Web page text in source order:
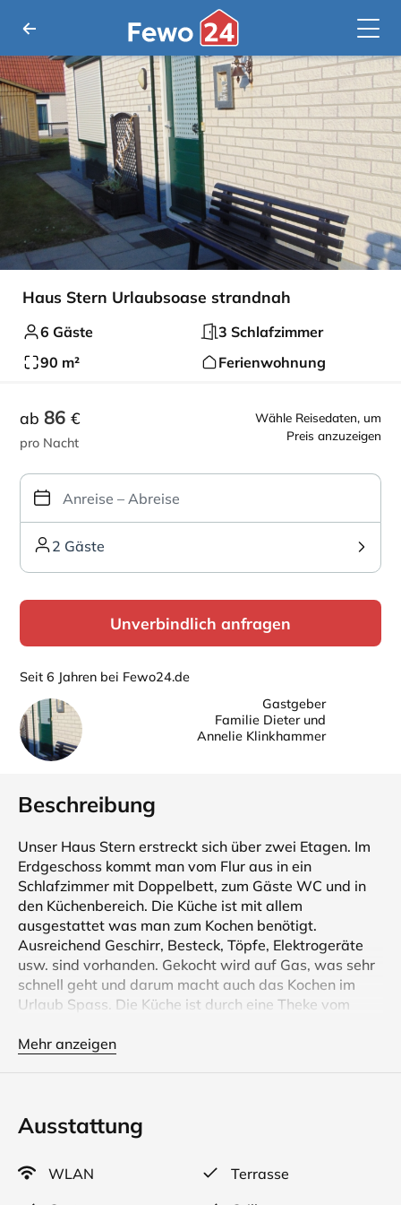
Haus Stern Urlaubsoase strandnah
6 Gäste
3 Schlafzimmer
90 m²
Ferienwohnung
Wähle Reisedaten, um
Preis anzuzeigen
ab 86 €
pro Nacht
2 Gäste
Unverbindlich anfragen
Seit 6 Jahren bei Fewo24.de
Gastgeber
Familie Dieter und
Annelie Klinkhammer
Beschreibung
Unser Haus Stern erstreckt sich über zwei Etagen. Im
Erdgeschoss kommt man vom Flur aus in ein
Schlafzimmer mit Doppelbett, zum Gäste WC und in
den Küchenbereich. Die Küche ist mit allem
ausgestattet was man zum Kochen benötigt.
Ausreichend Geschirr, Besteck, Töpfe, Elektrogeräte
usw. sind vorhanden. Gekocht wird auf Gas, was sehr
schnell geht und darum macht auch das Kochen im
Urlaub Spass. Die Küche ist durch eine Theke vom
behaglich. Hier kann man die Mahlzeiten zusammen
DVD Player, Bücher und Gesellschaftsspiel
abgerundet. Hier kann man nach einem
erlebnisreichen Urlaubstag die Seele baumeln lassen.
Freier WLAN Zugang ist selbstverständlich. Vom
Essbereich aus geht man durch eine Schiebetür in den
Mehr anzeigen
Ausstattung
WLAN
Terrasse